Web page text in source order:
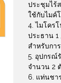
ประชุมไร้
ใช้กับไมค์
ไมโคร
ประธาน 1
สำหรับกา
อุปกรณ์
จำนวน 2
แท่นชา